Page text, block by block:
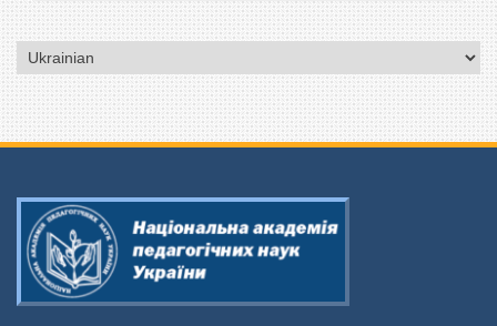
Вибрати
мову